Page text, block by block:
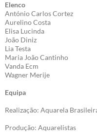
Elenco
António Carlos Cortez
Aurelino Costa
Elisa Lucinda
João Diniz
Lia Testa
Maria João Cantinho
Vanda Ecm
Wagner Merije
Equipa
Realização: Aquarela
Produção: Aquarelistas